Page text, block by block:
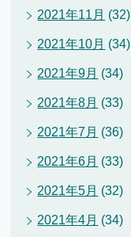
2021年11月 (32)
2021年10月 (34)
2021年9月 (34)
2021年8月 (33)
2021年7月 (36)
2021年6月 (33)
2021年5月 (32)
2021年4月 (34)